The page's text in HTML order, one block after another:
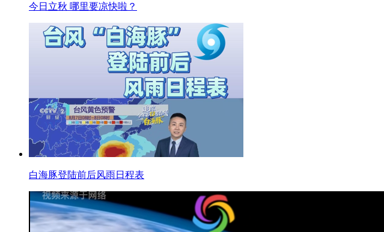
今日立秋 哪里要凉快啦？
白海豚登陆前后风雨日程表